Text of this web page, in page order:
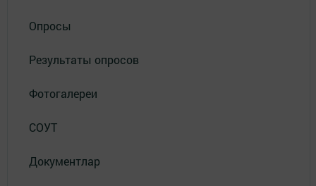
Опросы
Результаты опросов
Фотогалереи
СОУТ
Документлар